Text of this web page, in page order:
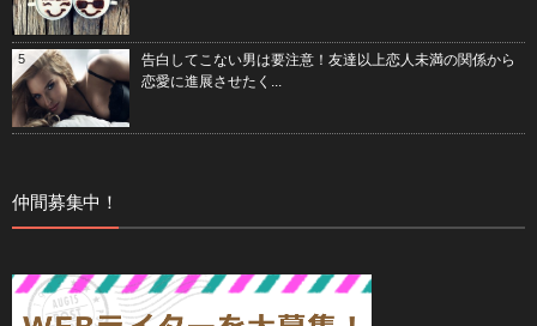
告白してこない男は要注意！友達以上恋人未満の関係から
恋愛に進展させたく...
5
仲間募集中！